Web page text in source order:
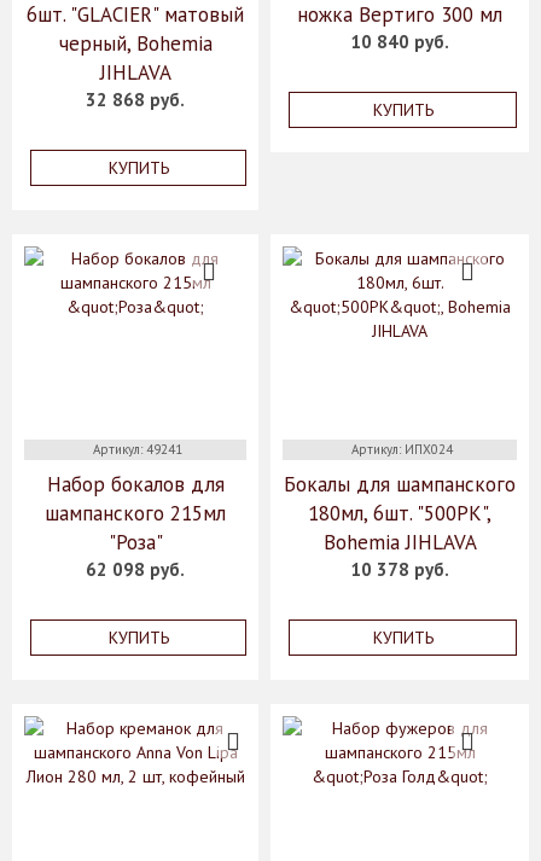
6шт. "GLACIER" матовый
черный, Bohemia
JIHLAVA
32 868 руб.
КУПИТЬ
ножка Вертиго 300 мл
10 840 руб.
КУПИТЬ
Артикул: 49241
Набор бокалов для
шампанского 215мл
"Роза"
62 098 руб.
КУПИТЬ
Артикул: ИПХ024
Бокалы для шампанского
180мл, 6шт. "500PK",
Bohemia JIHLAVA
10 378 руб.
КУПИТЬ